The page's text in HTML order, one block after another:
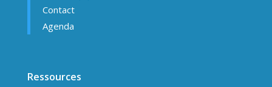
Contact
Agenda
Ressources